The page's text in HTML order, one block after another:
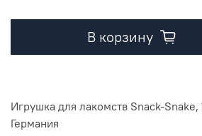
В корзину
Игрушка для лакомств Snack-Snake,
Германия